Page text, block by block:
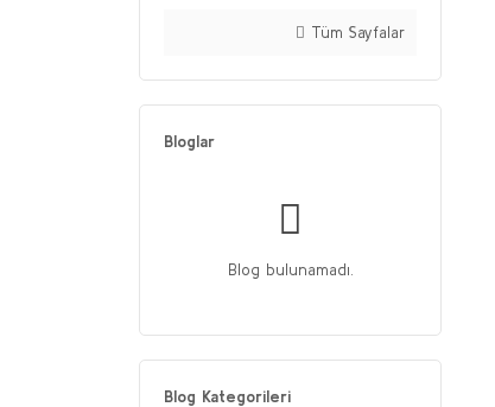
Tüm Sayfalar
Bloglar
Blog bulunamadı.
Blog Kategorileri